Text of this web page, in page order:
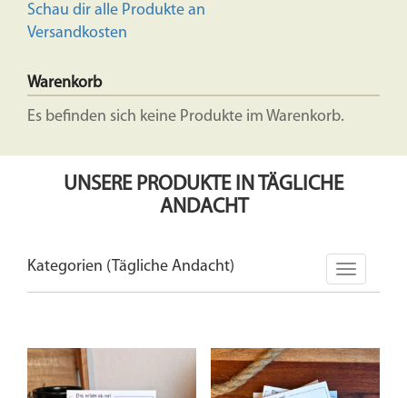
Schau dir alle Produkte an
Versandkosten
Warenkorb
Es befinden sich keine Produkte im Warenkorb.
UNSERE PRODUKTE IN TÄGLICHE
ANDACHT
Kategorien (Tägliche Andacht)